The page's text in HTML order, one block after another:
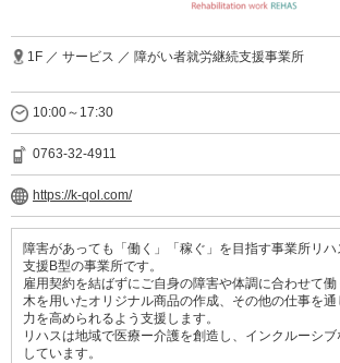
1F ／ サービス ／ 障がい者就労継続支援事業所
10:00～17:30
0763-32-4911
https://k-qol.com/
障害があっても「働く」「稼ぐ」を目指す事業所リ
支援B型の事業所です。
雇用契約を結ばずにご自身の障害や体調に合わせて働
木を用いたオリジナル商品の作成、その他の仕事を
力を高められるよう支援します。
リハスは地域で医療ー介護を創造し、インクルーシ
しています。